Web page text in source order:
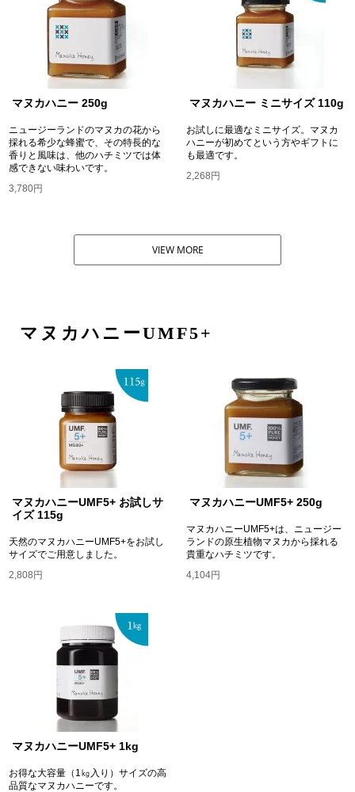
マヌカハニー 250g
ニュージーランドのマヌカの花から
採れる希少な蜂蜜で、その特長的な
香りと風味は、他のハチミツでは体
感できない味わいです。
3,780円
マヌカハニー ミニサイズ 110g
お試しに最適なミニサイズ。マヌカ
ハニーが初めてという方やギフトに
も最適です。
2,268円
VIEW MORE
マヌカハニーUMF5+
マヌカハニーUMF5+ お試しサ
イズ 115g
天然のマヌカハニーUMF5+をお試し
サイズでご用意しました。
2,808円
マヌカハニーUMF5+ 250g
マヌカハニーUMF5+は、ニュージー
ランドの原生植物マヌカから採れる
貴重なハチミツです。
4,104円
マヌカハニーUMF5+ 1kg
お得な大容量（1㎏入り）サイズの高
品質なマヌカハニーです。